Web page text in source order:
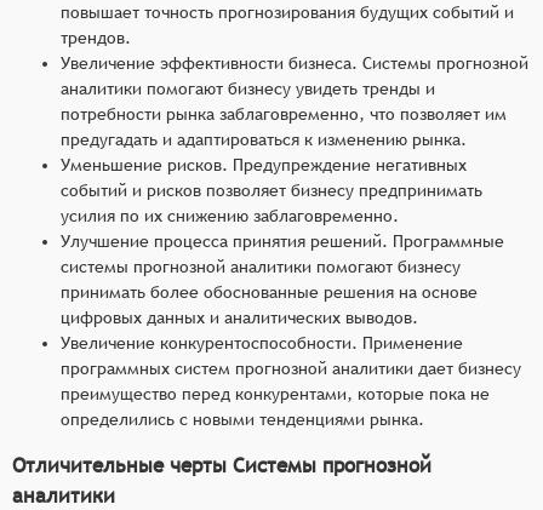
повышает точность прогнозирования будущих событий и
трендов.
Увеличение эффективности бизнеса. Системы прогнозной
аналитики помогают бизнесу увидеть тренды и
потребности рынка заблаговременно, что позволяет им
предугадать и адаптироваться к изменению рынка.
Уменьшение рисков. Предупреждение негативных
событий и рисков позволяет бизнесу предпринимать
усилия по их снижению заблаговременно.
Улучшение процесса принятия решений. Программные
системы прогнозной аналитики помогают бизнесу
принимать более обоснованные решения на основе
цифровых данных и аналитических выводов.
Увеличение конкурентоспособности. Применение
программных систем прогнозной аналитики дает бизнесу
преимущество перед конкурентами, которые пока не
определились с новыми тенденциями рынка.
Отличительные черты Системы прогнозной
аналитики